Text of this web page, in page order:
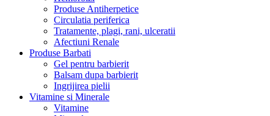
Produse Antiherpetice
Circulatia periferica
Tratamente, plagi, rani, ulceratii
Afectiuni Renale
Produse Barbati
Gel pentru barbierit
Balsam dupa barbierit
Ingrijirea pielii
Vitamine si Minerale
Vitamine